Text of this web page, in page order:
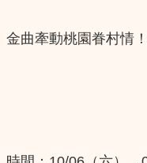
金曲牽動桃園眷村情